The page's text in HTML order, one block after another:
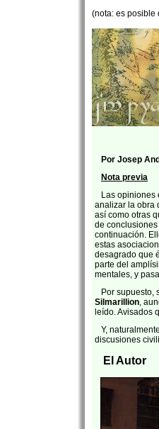
(nota: es posible
Por Josep
Nota previa
Las opiniones
analizar la obra
así como otras
de
continuación.
estas
desagrado que
parte del
mentales, y
Por supuesto,
Silmarillion,
leído. Avisados
Y,
discusiones
El Autor